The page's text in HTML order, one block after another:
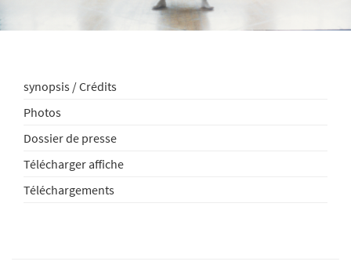
synopsis / Crédits
Photos
Dossier de presse
Télécharger affiche
Téléchargements